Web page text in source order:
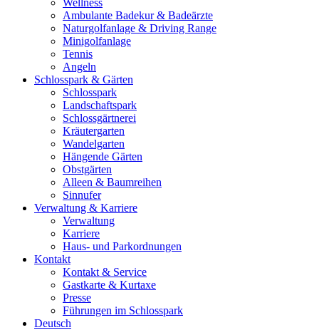
Wellness
Ambulante Badekur & Badeärzte
Naturgolfanlage & Driving Range
Minigolfanlage
Tennis
Angeln
Schlosspark & Gärten
Schlosspark
Landschaftspark
Schlossgärtnerei
Kräutergarten
Wandelgarten
Hängende Gärten
Obstgärten
Alleen & Baumreihen
Sinnufer
Verwaltung & Karriere
Verwaltung
Karriere
Haus- und Parkordnungen
Kontakt
Kontakt & Service
Gastkarte & Kurtaxe
Presse
Führungen im Schlosspark
Deutsch